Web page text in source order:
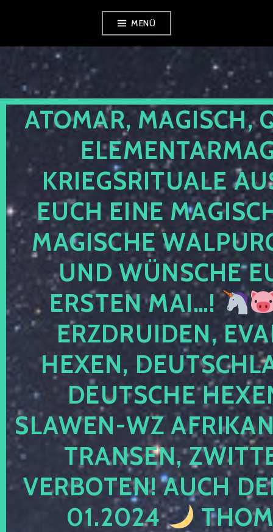
springen
MENÜ
ATOMAR, MAGISCH,
KRIEGSRITUALE
EUCH EINE
MAGISCHE
UND WÜNSCHE
ERSTEN MAI…!
ERZDRUIDEN,
HEXEN,
DEUTSCHE
SLAWEN-WZ
TRANSEN,
VERBOTEN! AUCH
01.2024